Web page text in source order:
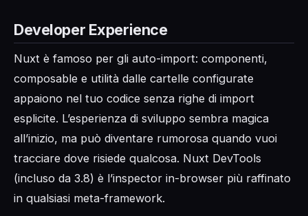
Developer Experience
Nuxt è famoso per gli auto-import: componenti,
composable e utilità dalle cartelle configurate
appaiono nel tuo codice senza righe di import
esplicite. L’esperienza di sviluppo sembra magica
all’inizio, ma può diventare rumorosa quando vuoi
tracciare dove risiede qualcosa. Nuxt DevTools
(incluso da 3.8) è l’inspector in-browser più raffinato
in qualsiasi meta-framework.